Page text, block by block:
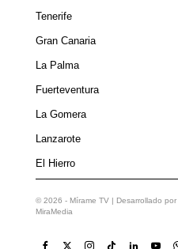
Tenerife
Gran Canaria
La Palma
Fuerteventura
La Gomera
Lanzarote
El Hierro
© 2026 - Mírame TV | Desarrollado por
MiraMedia